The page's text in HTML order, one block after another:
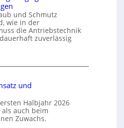
und Schmutz
wie in der
die Antriebstechnik
zuverlässig
und
Halbjahr 2026
auch beim
Zuwachs.